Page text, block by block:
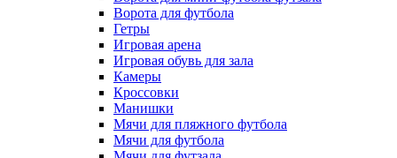
Ворота для футбола
Гетры
Игровая арена
Игровая обувь для зала
Камеры
Кроссовки
Манишки
Мячи для пляжного футбола
Мячи для футбола